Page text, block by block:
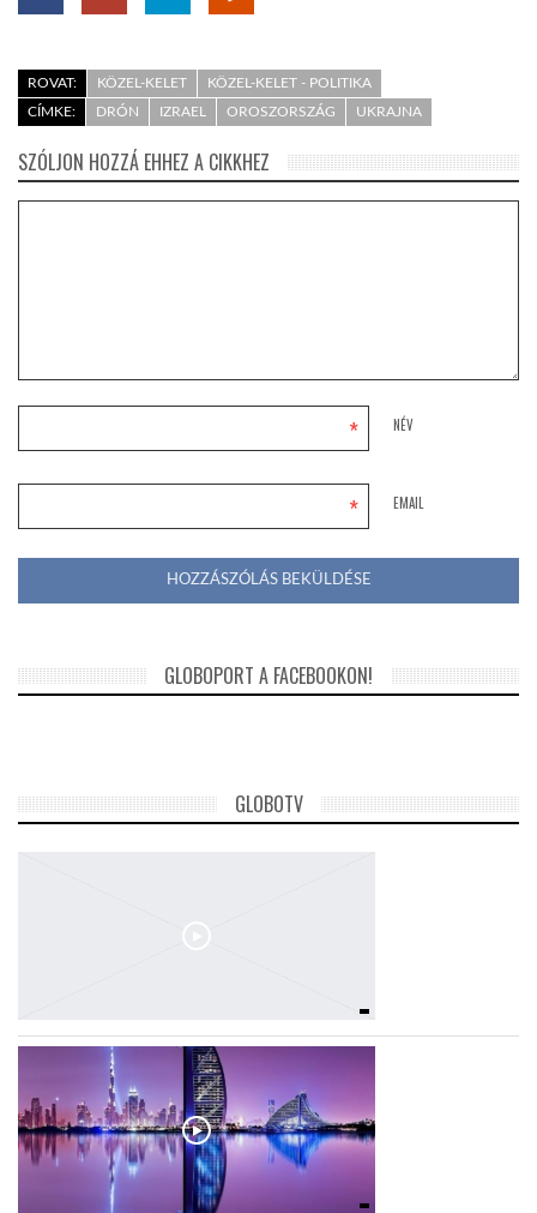
ROVAT: KÖZEL-KELET
KÖZEL-KELET - POLITIKA
CÍMKE:
DRÓN IZRAEL OROSZORSZÁG UKRAJNA
SZÓLJON HOZZÁ EHHEZ A CIKKHEZ
NÉV
*
EMAIL
*
GLOBOPORT A FACEBOOKON!
GLOBOTV